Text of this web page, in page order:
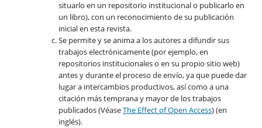
situarlo en un repositorio institucional o publicarlo en
un libro), con un reconocimiento de su publicación
inicial en esta revista.
Se permite y se anima a los autores a difundir sus
trabajos electrónicamente (por ejemplo, en
repositorios institucionales o en su propio sitio web)
antes y durante el proceso de envío, ya que puede dar
lugar a intercambios productivos, así como a una
citación más temprana y mayor de los trabajos
publicados (VéaseThe Effect of Open Access) (en
inglés).